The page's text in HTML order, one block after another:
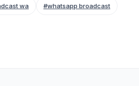
wa #whatsapp broadcast